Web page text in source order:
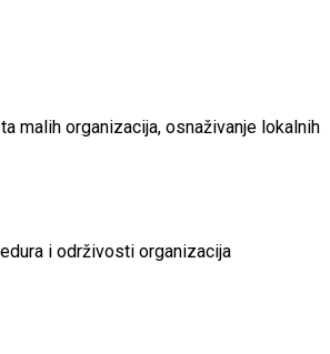
malih organizacija, osnaživanje lokalnih
i održivosti organizacija